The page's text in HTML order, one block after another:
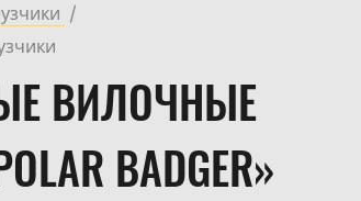
ВИЛОЧНЫЕ
BADGER»